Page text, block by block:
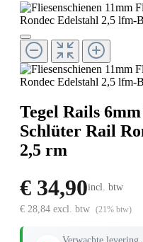
Tegel Rails
Schlüter Rail
2,5 rm
€ 34,90incl. btw
€ 28,84 excl. btw (21% btw)